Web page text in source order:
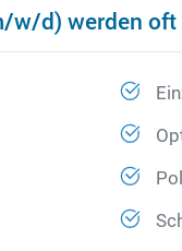
w/d) werden